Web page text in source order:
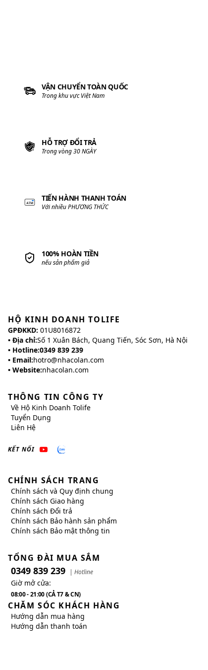
VẬN CHUYỂN TOÀN QUỐC
Trong khu vực Việt Nam
HỖ TRỢ ĐỔI TRẢ
Trong vòng 30 NGÀY
TIẾN HÀNH THANH TOÁN
Với nhiều PHƯƠNG THỨC
100% HOÀN TIỀN
nếu sản phẩm giả
HỘ KINH DOANH TOLIFE
GPĐKKD: 01U8016872
• Địa chỉ:Số 1 Xuân Bách, Quang Tiến, Sóc Sơn, Hà Nội
• Hotline:0349 839 239
• Email:hotro@nhacolan.com
• Website:nhacolan.com
THÔNG TIN CÔNG TY
Về Hộ Kinh Doanh Tolife
Tuyển Dụng
Liên Hệ
KẾT NỐI
CHÍNH SÁCH TRANG
Chính sách và Quy định chung
Chính sách Giao hàng
Chính sách Đổi trả
Chính sách Bảo hành sản phẩm
Chính sách Bảo mật thông tin
TỔNG ĐÀI MUA SẮM
0349 839 239 | Hotline
Giờ mở cửa:
08:00 - 21:00 (CẢ T7 & CN)
CHĂM SÓC KHÁCH HÀNG
Hướng dẫn mua hàng
Hướng dẫn thanh toán